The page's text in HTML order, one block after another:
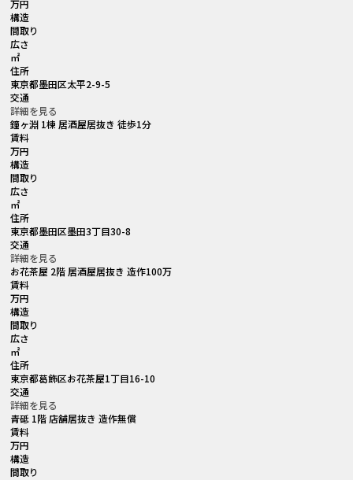
万円
構造
間取り
広さ
㎡
住所
東京都墨田区太平2-9-5
交通
詳細を見る
鐘ヶ淵 1棟 居酒屋居抜き 徒歩1分
賃料
万円
構造
間取り
広さ
㎡
住所
東京都墨田区墨田3丁目30-8
交通
詳細を見る
お花茶屋 2階 居酒屋居抜き 造作100万
賃料
万円
構造
間取り
広さ
㎡
住所
東京都葛飾区お花茶屋1丁目16-10
交通
詳細を見る
青砥 1階 店舗居抜き 造作無償
賃料
万円
構造
間取り